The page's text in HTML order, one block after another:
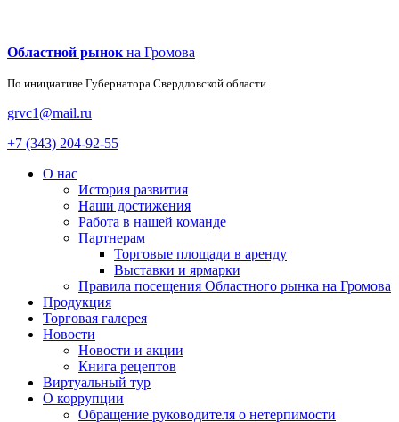
Областной рынок на Громова
По инициативе Губернатора Свердловской области
grvc1@mail.ru
+7 (343) 204-92-55
О нас
История развития
Наши достижения
Работа в нашей команде
Партнерам
Торговые площади в аренду
Выставки и ярмарки
Правила посещения Областного рынка на Громова
Продукция
Торговая галерея
Новости
Новости и акции
Книга рецептов
Виртуальный тур
О коррупции
Обращение руководителя о нетерпимости